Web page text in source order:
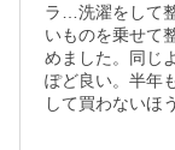
ラ…洗濯をして
いものを乗せて
めました。同じ
ぽど良い。半年
して買わないほ